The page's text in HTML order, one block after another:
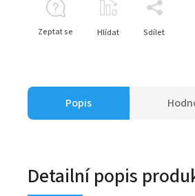
Zeptat se Hlídat Sdílet
Popis
Detailní popis